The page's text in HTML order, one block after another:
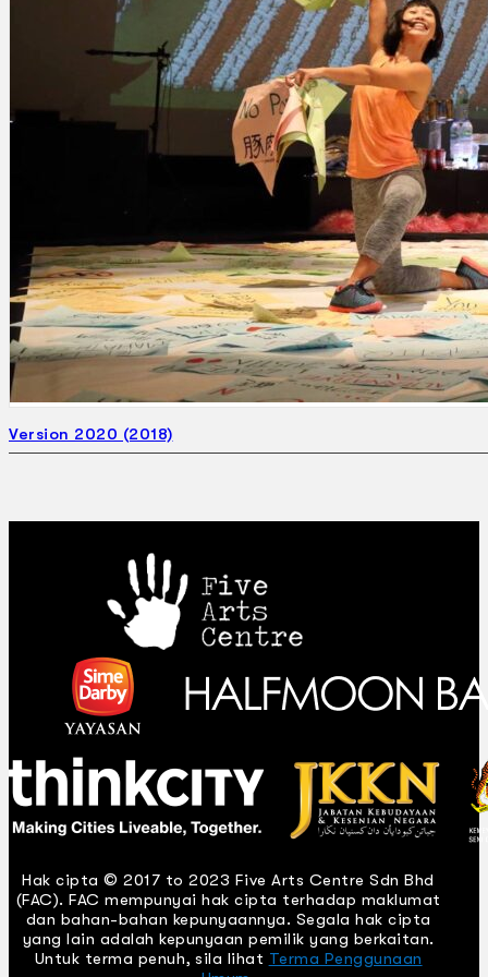
Version 2020 (2018)
Hak cipta © 2017 to 2023 Five Arts Centre Sdn Bhd
(FAC). FAC mempunyai hak cipta terhadap maklumat
dan bahan-bahan kepunyaannya. Segala hak cipta
yang lain adalah kepunyaan pemilik yang berkaitan.
Untuk terma penuh, sila lihat Terma Penggunaan